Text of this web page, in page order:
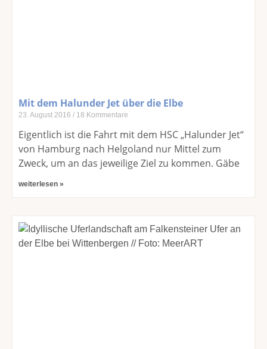
Mit dem Halunder Jet über die Elbe
23. August 2016 18 Kommentare
Eigentlich ist die Fahrt mit dem HSC „Halunder Jet“
von Hamburg nach Helgoland nur Mittel zum
Zweck, um an das jeweilige Ziel zu kommen. Gäbe
weiterlesen »